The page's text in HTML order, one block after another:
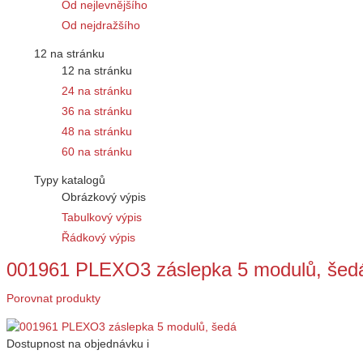
Od nejlevnějšího
Od nejdražšího
12 na stránku
12 na stránku
24 na stránku
36 na stránku
48 na stránku
60 na stránku
Typy katalogů
Obrázkový výpis
Tabulkový výpis
Řádkový výpis
001961 PLEXO3 záslepka 5 modulů,
Porovnat produkty
Dostupnost na objednávku i